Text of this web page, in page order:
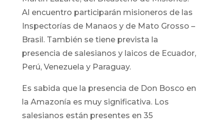
Al encuentro participarán misioneros de las
Inspectorías de Manaos y de Mato Grosso –
Brasil. También se tiene prevista la
presencia de salesianos y laicos de Ecuador,
Perú, Venezuela y Paraguay.
Es sabida que la presencia de Don Bosco en
la Amazonía es muy significativa. Los
salesianos están presentes en 35